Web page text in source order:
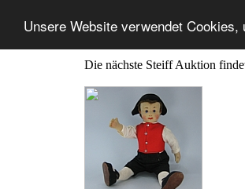
Unsere Website verwendet
Die nächste Steiff Auktion